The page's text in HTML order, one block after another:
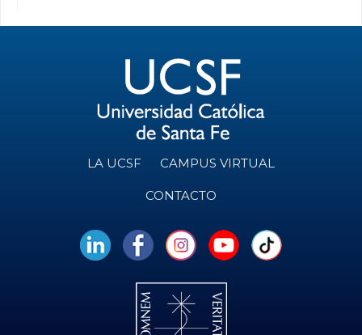
LA UCSF CAMPUS VIRTUAL
CONTACTO